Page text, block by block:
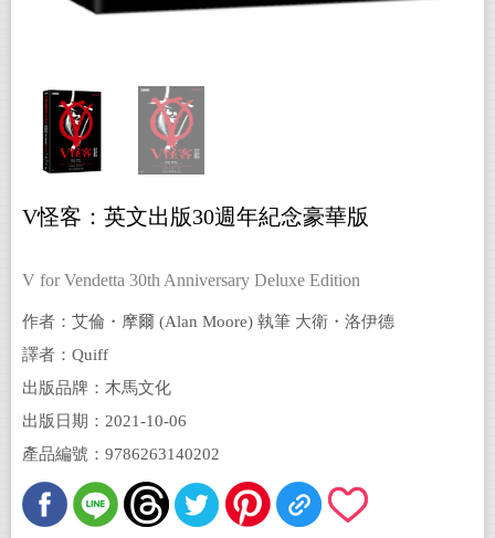
V怪客：英文出版30週年紀念豪華版
V for Vendetta 30th Anniversary Deluxe Edition
作者：艾倫・摩爾 (Alan Moore) 執筆 大衛・洛伊德
(David Lloyd) 作畫
譯者：Quiff
出版品牌：木馬文化
出版日期：2021-10-06
產品編號：9786263140202